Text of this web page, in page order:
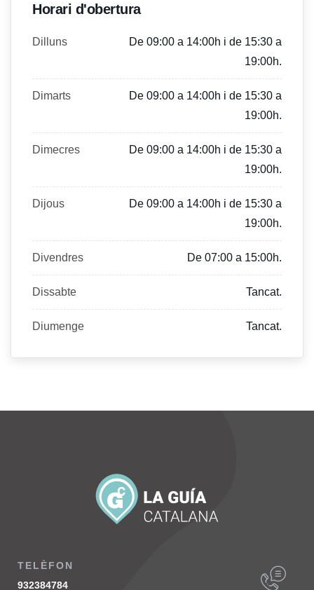
Horari d'obertura
Dilluns
De 09:00 a 14:00h i de 15:30 a
19:00h.
Dimarts
De 09:00 a 14:00h i de 15:30 a
19:00h.
Dimecres
De 09:00 a 14:00h i de 15:30 a
19:00h.
Dijous
De 09:00 a 14:00h i de 15:30 a
19:00h.
Divendres De 07:00 a 15:00h.
Dissabte Tancat.
Diumenge Tancat.
TELÈFON
932384784